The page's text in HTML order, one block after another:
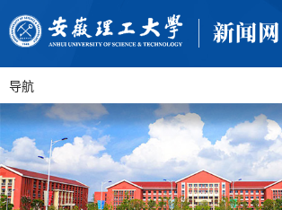
导航